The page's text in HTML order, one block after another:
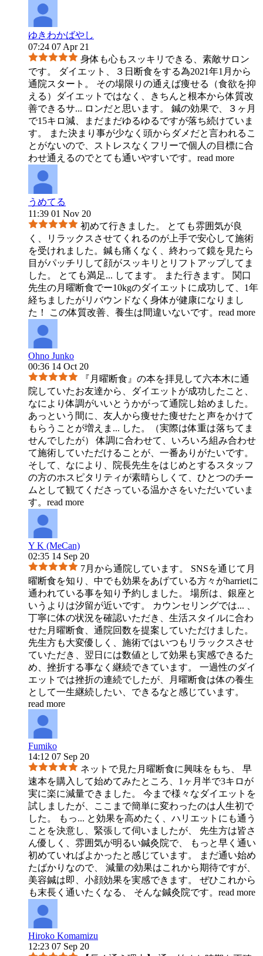
ゆきわかばやし
07:24 07 Apr 21
身体も心もスッキリできる、素敵サロン
です。 ダイエット、３日断食をする為2021年1月から
通院スタート。 その場限りの通えば痩せる（食欲を抑
える）ダイエットではなく、きちんと根本から体質改
善できるサ... ロンだと思います。 鍼の効果で、３ヶ月
で15キロ減、まだまだゆるゆるですが落ち続けていま
す。 また決まり事が少なく頭からダメだと言われるこ
とがないので、ストレスなくフリーで個人の目標に合
わせ通えるのでとても通いやすいです。 read more
うめてる
11:39 01 Nov 20
初めて行きました。 とても雰囲気が良
く、リラックスさせてくれるのが上手で安心して施術
を受けれました。鍼も痛くなく、終わって鏡を見たら
目がパッチリして顔がスッキリとリフトアップしてま
した。 とても満足... してます。 また行きます。 関口
先生の月曜断食でー10kgのダイエットに成功して、1年
経ちましたがリバウンドなく身体が健康になりまし
た！ この体質改善、養生は間違いないです。 read more
Ohno Junko
00:36 14 Oct 20
『月曜断食』の本を拝見して六本木に通
院していたお友達から、ダイエットが成功したこと、
なにより体調がいいとうかがって通院し始めました。
あっという間に、友人から痩せた痩せたと声をかけて
もらうことが増えま ... した。（実際は体重は落ちてま
せんでしたが） 体調に合わせて、いろいろ組み合わせ
て施術していただけることが、一番ありがたいです。
そして、なにより、院長先生をはじめとするスタッフ
の方のホスピタリティが素晴らしくて、ひとつのチー
ムとして観てくださっている温かさをいただいていま
す。 read more
Y K (MeCan)
02:35 14 Sep 20
7月から通院しています。 SNSを通じて月
曜断食を知り、中でも効果をあげている方々がharrietに
通われている事を知り予約しました。 場所は、銀座と
いうよりは汐留が近いです。 カウンセリングでは...
丁寧に体の状況を確認いただき、生活スタイルに合わ
せた月曜断食、通院回数を提案していただけました。
先生方も大変優しく、施術ではいつもリラックスさせ
ていただき、翌日には数値として効果も実感できるた
め、挫折する事なく継続できています。 一過性のダイ
エットでは挫折の連続でしたが、月曜断食は体の養生
として一生継続したい、できるなと感じています。
read more
Fumiko
14:12 07 Sep 20
ネットで見た月曜断食に興味をもち、 早
速本を購入して始めてみたところ、1ヶ月半で3キロが
実に楽に減量できました。 今まで様々なダイエットを
試しましたが、ここまで簡単に変わったのは人生初で
した。 もっ... と効果を高めたく、ハリエットにも通う
ことを決意し、緊張して伺いましたが、 先生方は皆さ
ん優しく、雰囲気が明るい鍼灸院で、 もっと早く通い
初めていればよかったと感じています。 まだ通い始め
たばかりなので、 減量の効果はこれから期待ですが、
美容鍼は即、小顔効果を実感できます。 ぜひこれから
も末長く通いたくなる、 そんな鍼灸院です。 read more
Hiroko Komamizu
12:23 07 Sep 20